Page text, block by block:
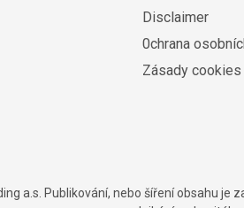
Disclaimer
0chrana
Zásady cookies
a.s. Publikování, nebo šíření obsahu